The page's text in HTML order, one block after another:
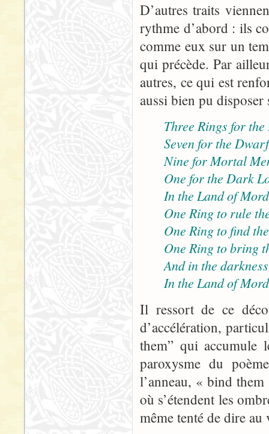
D’autres traits
rythme d’abord : ils
comme eux sur un
qui précède. Par
autres, ce qui est
aussi bien pu disposer
Three Rings for
Seven for the
Nine for Mortal
One for the Dark
In the Land of
One Ring to rule
One Ring to find
One Ring to bring
And in the
In the Land of
Il ressort de ce
d’accélération,
them” qui accumule
paroxysme du
l’anneau, « bind
où s’étendent les
même tenté de dire